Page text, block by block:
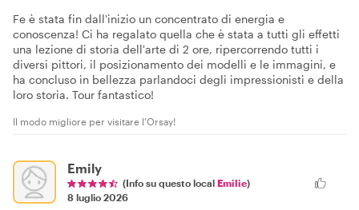
Fe è stata fin dall'inizio un concentrato di energia e
conoscenza! Ci ha regalato quella che è stata a tutti gli effetti
una lezione di storia dell'arte di 2 ore, ripercorrendo tutti i
diversi pittori, il posizionamento dei modelli e le immagini, e
ha concluso in bellezza parlandoci degli impressionisti e della
loro storia. Tour fantastico!
Il modo migliore per visitare l'Orsay!
Emily
(Info su questo local Emilie)
8 luglio 2026